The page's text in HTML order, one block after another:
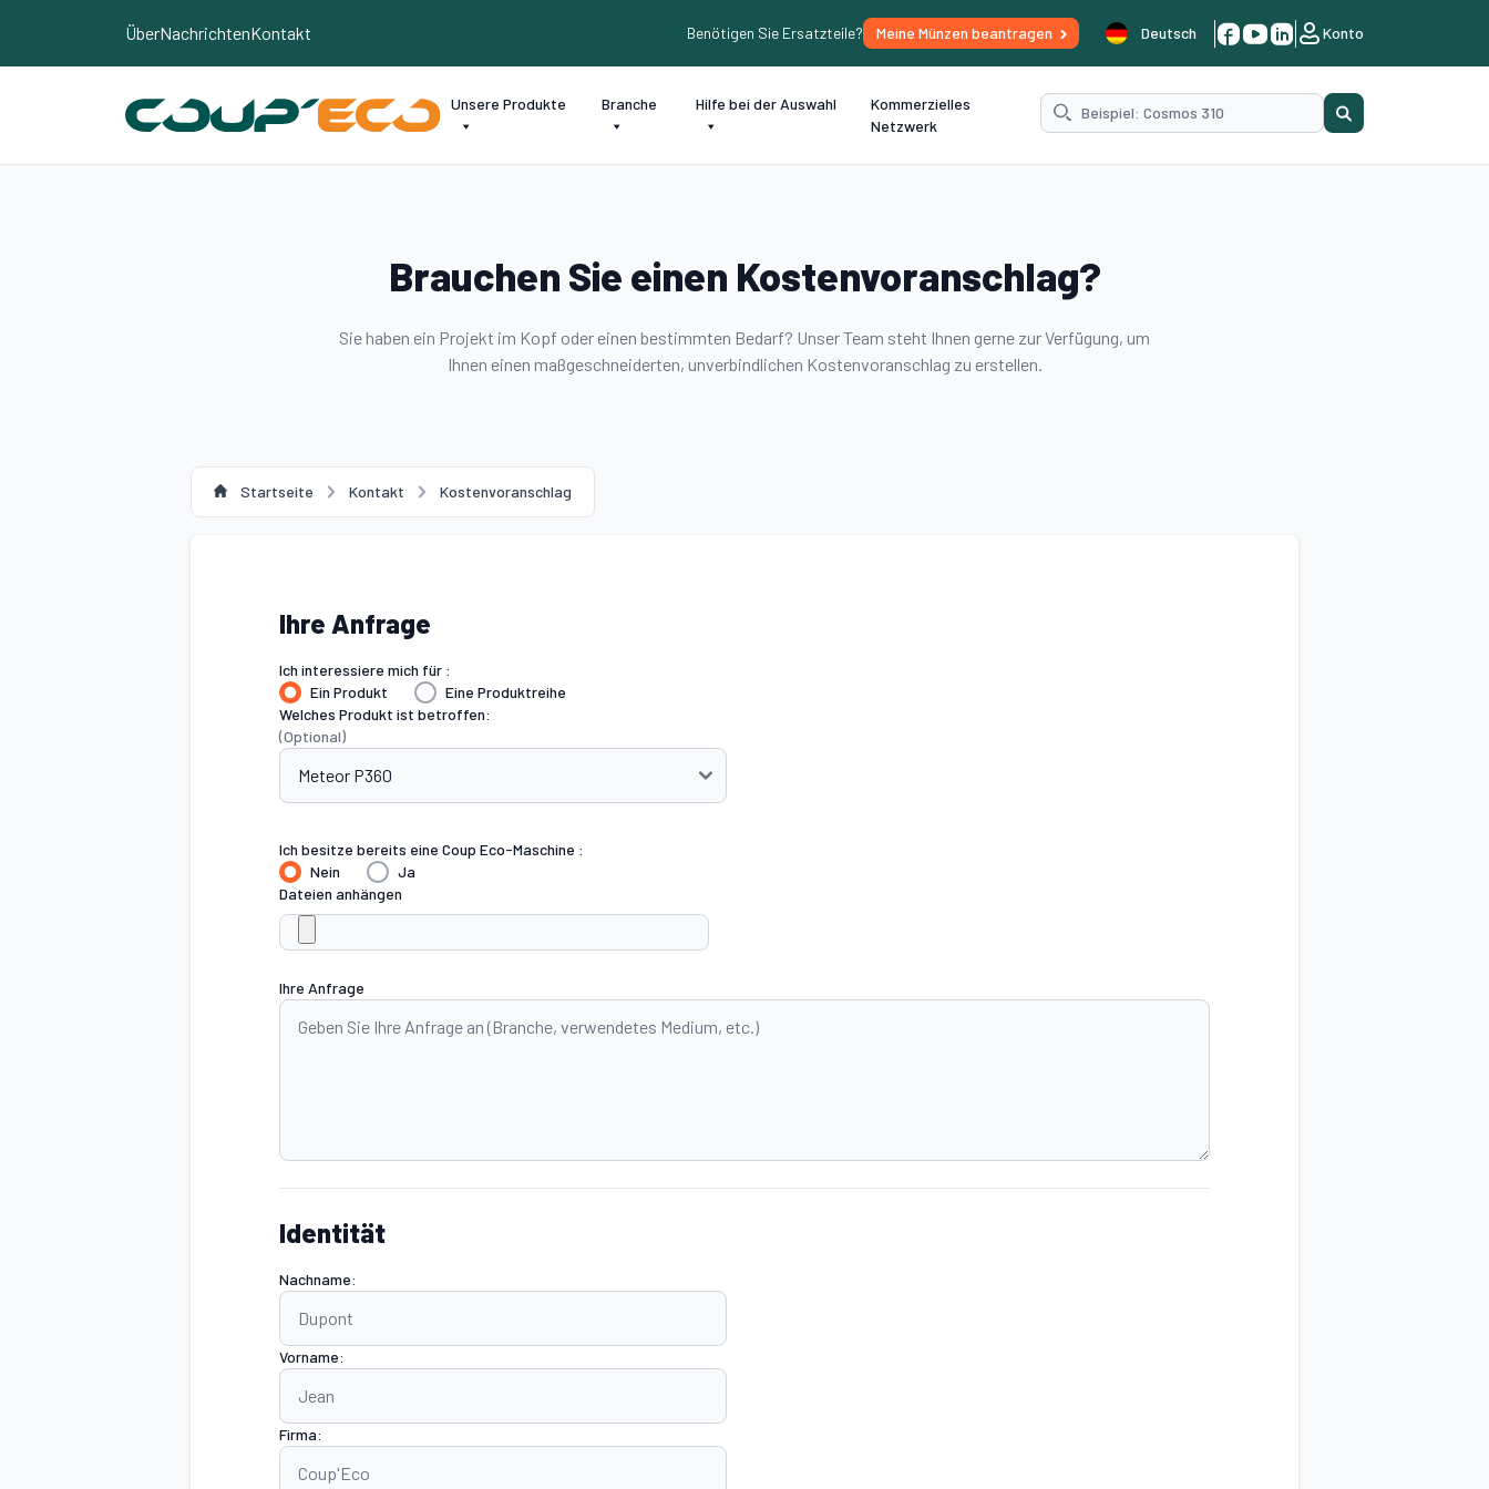
ÜberNachrichtenKontakt Benötigen Sie Ersatzteile? Meine Münzen beantragen Deutsch Konto
Unsere Produkte Branche Hilfe bei der Auswahl
Kommerzielles
Netzwerk
Brauchen Sie einen Kostenvoranschlag?
Sie haben ein Projekt im Kopf oder einen bestimmten Bedarf? Unser Team steht Ihnen gerne zur Verfügung, um
Ihnen einen maßgeschneiderten, unverbindlichen Kostenvoranschlag zu erstellen.
Startseite Kontakt Kostenvoranschlag
Ihre Anfrage
Ich interessiere mich für :
Ein Produkt
Eine Produktreihe
Welches Produkt ist betroffen:
(Optional)
Ich besitze bereits eine Coup Eco-Maschine :
Nein
Ja
Dateien anhängen
Ihre Anfrage
Identität
Nachname:
Vorname:
Firma: